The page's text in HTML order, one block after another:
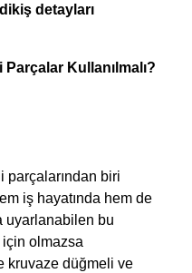
detayları
Kullanılmalı?
parçalarından biri
iş hayatında hem de
uyarlanabilen bu
olmazsa
kruvaze düğmeli ve